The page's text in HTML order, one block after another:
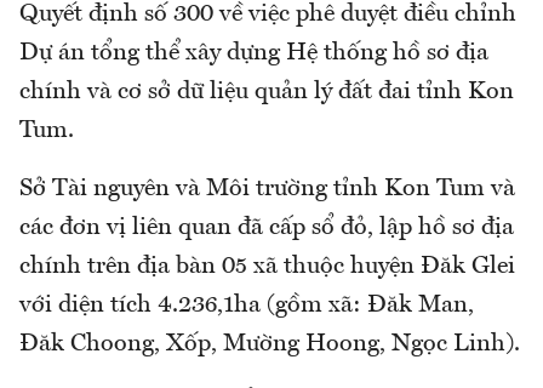
Quyết định số 300 về việc phê duyệt điều chỉnh
Dự án tổng thể xây dựng Hệ thống hồ sơ địa
chính và cơ sở dữ liệu quản lý đất đai tỉnh Kon
Tum.
Sở Tài nguyên và Môi trường tỉnh Kon Tum và
các đơn vị liên quan đã cấp sổ đỏ, lập hồ sơ địa
chính trên địa bàn 05 xã thuộc huyện Đăk Glei
với diện tích 4.236,1ha (gồm xã: Đăk Man,
Đăk Choong, Xốp, Mường Hoong, Ngọc Linh).